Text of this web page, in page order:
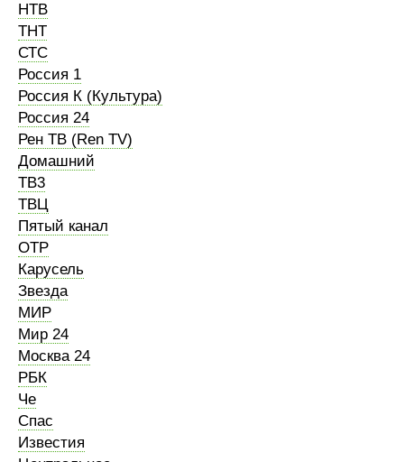
НТВ
ТНТ
СТС
Россия 1
Россия К (Культура)
Россия 24
Рен ТВ (Ren TV)
Домашний
ТВ3
ТВЦ
Пятый канал
ОТР
Карусель
Звезда
МИР
Мир 24
Москва 24
РБК
Че
Спас
Известия